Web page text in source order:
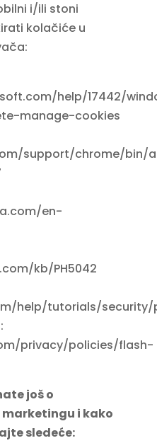
i/ili stoni
kolačiće u
help/17442/
manage-cookies
support/chrome/bin/
en-
kb/PH5042
help/tutorials/
privacy/policies/flash-
još o
i kako
sledeće: